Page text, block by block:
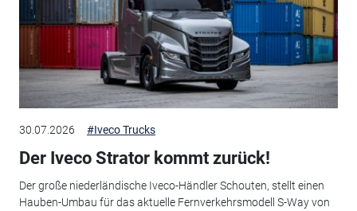
30.07.2026 #Iveco Trucks
Der Iveco Strator kommt zurück!
Der große niederländische Iveco-Händler Schouten, stellt einen
Hauben-Umbau für das aktuelle Fernverkehrsmodell S-Way von